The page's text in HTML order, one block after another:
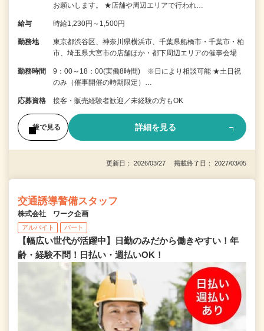
お願いします。 ★店舗や周辺エリアで行われ…
給与 時給1,230円～1,500円
勤務地
東京都渋谷区、神奈川県横浜市、千葉県船橋市・千葉市・柏
市、埼玉県大宮市の店舗ほか・都下周辺エリアの催事会場
勤務時間
9：00～18：00(実働8時間) ※日により相談可能 ★土日祝
のみ（催事開催の時期限定）…
応募資格 接客・販売経験者歓迎／未経験の方もOK
後で見る 詳細を見る
更新日： 2026/03/27 掲載終了日： 2027/03/05
交通誘導警備スタッフ
株式会社 ワーク企画
アルバイト パート
【幅広い世代が活躍中】日勤のみだから働きやすい！年
齢・経験不問！日払い・週払いOK！